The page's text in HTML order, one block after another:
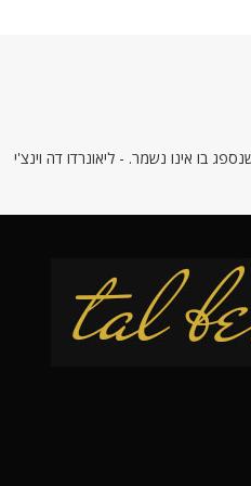
בו אינו נשמר. - ליאונרדו דה וינצ'י